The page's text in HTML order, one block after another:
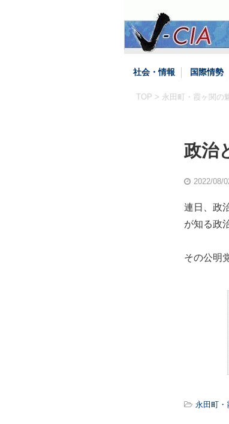
社会・情報 国際情勢
TOP > 永田町・霞ヶ関の
政治
2022/08/
連日、政
が知る政
その公明
永田町・